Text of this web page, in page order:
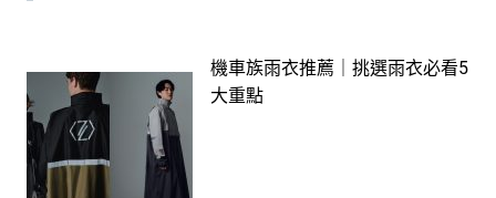
機車族雨衣推薦｜挑選雨衣必看5
大重點